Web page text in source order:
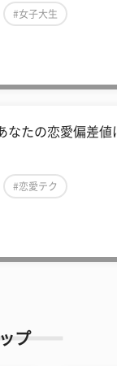
#女子大生
なたの恋愛偏差値
#恋愛テク
プ